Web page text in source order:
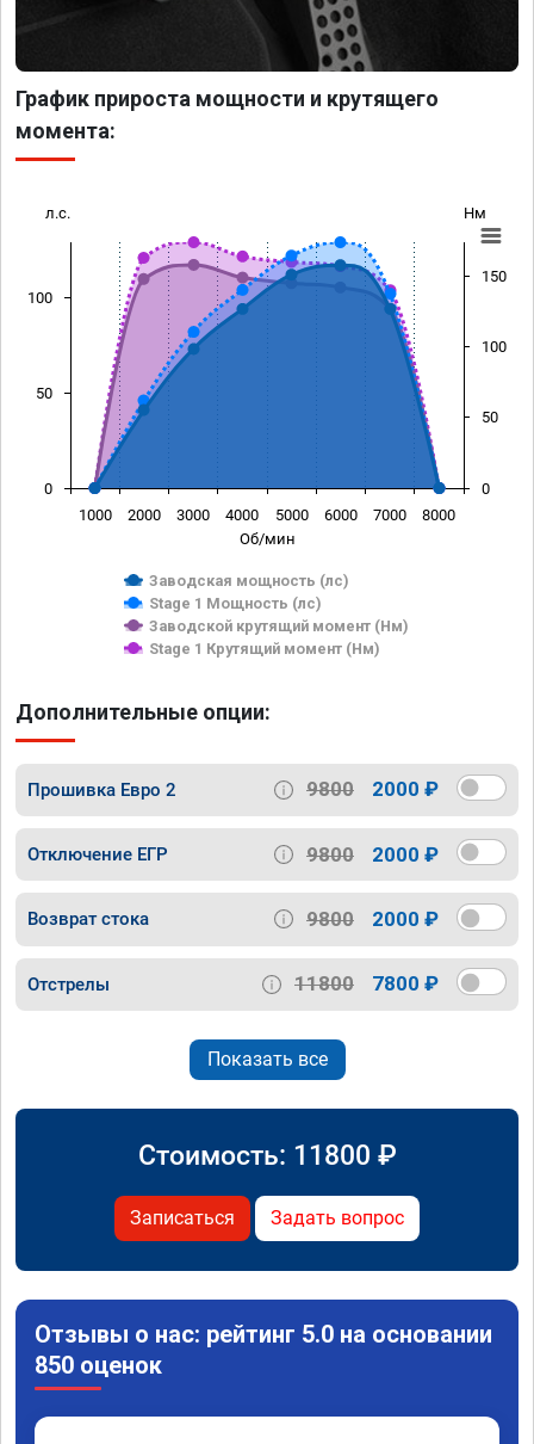
График прироста мощности и крутящего
момента:
Об/мин
л.с. Нм
Заводская мощность (лс)
Stage 1 Мощность (лс)
Заводской крутящий момент (Нм)
Stage 1 Крутящий момент (Нм)
1000 2000 3000 4000 5000 6000 7000 8000
0
50
100
0
50
100
150
Дополнительные опции:
Прошивка Евро 2 9800 2000 ₽
Отключение ЕГР 9800 2000 ₽
Возврат стока 9800 2000 ₽
Отстрелы 11800 7800 ₽
Показать все
Стоимость: 11800 ₽
Записаться Задать вопрос
Отзывы о нас: рейтинг 5.0 на основании
850 оценок